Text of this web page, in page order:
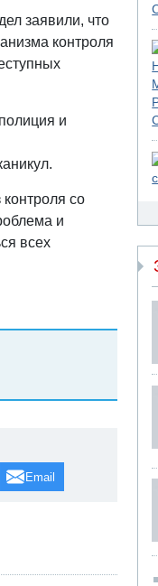
заявили, что
контроля
и
со
и
всех
Email